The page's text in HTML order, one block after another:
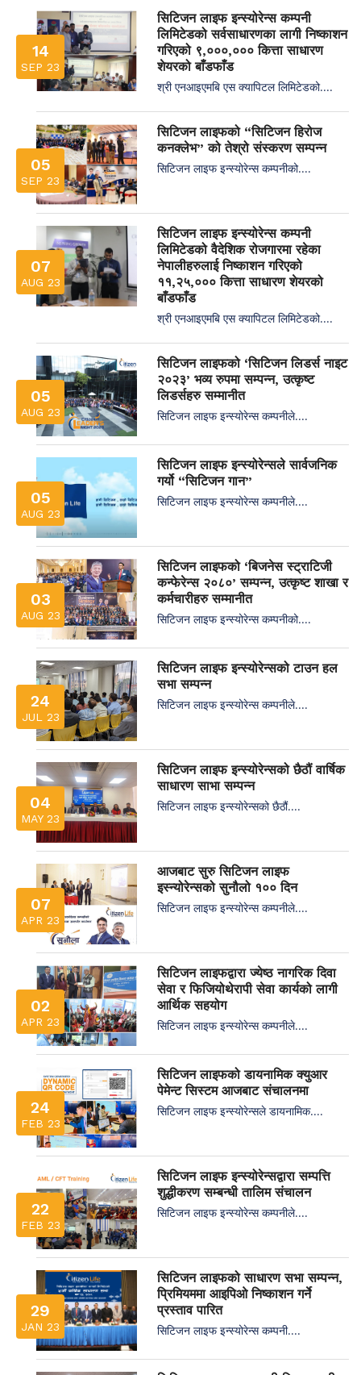
14
SEP 23
सिटिजन लाइफ इन्स्योरेन्स कम्पनी
लिमिटेडको सर्वसाधारणका लागी निष्काशन
गरिएको ९,०००,००० कित्ता साधारण
शेयरको बाँडफाँड
श्री एनआइएमबि एस क्यापिटल लिमिटेडको....
05
SEP 23
सिटिजन लाइफको “सिटिजन हिरोज
कनक्लेभ” को तेश्रो संस्करण सम्पन्न
सिटिजन लाइफ इन्स्योरेन्स कम्पनीको....
07
AUG 23
सिटिजन लाइफ इन्स्योरेन्स कम्पनी
लिमिटेडको वैदेशिक रोजगारमा रहेका
नेपालीहरुलाई निष्काशन गरिएको
११,२५,००० कित्ता साधारण शेयरको
बाँडफाँड
श्री एनआइएमबि एस क्यापिटल लिमिटेडको....
05
AUG 23
सिटिजन लाइफको ‘सिटिजन लिडर्स नाइट
२०२३’ भव्य रुपमा सम्पन्न, उत्कृष्ट
लिडर्सहरु सम्मानीत
सिटिजन लाइफ इन्स्योरेन्स कम्पनीले....
05
AUG 23
सिटिजन लाइफ इन्स्योरेन्सले सार्वजनिक
गर्यो “सिटिजन गान”
सिटिजन लाइफ इन्स्योरेन्स कम्पनीले....
03
AUG 23
सिटिजन लाइफको ‘बिजनेस स्ट्राटिजी
कन्फेरेन्स २०८०’ सम्पन्न, उत्कृष्ट शाखा र
कर्मचारीहरु सम्मानीत
सिटिजन लाइफ इन्स्योरेन्स कम्पनीको....
24
JUL 23
सिटिजन लाइफ इन्स्योरेन्सको टाउन हल
सभा सम्पन्न
सिटिजन लाइफ इन्स्योरेन्स कम्पनीले....
04
MAY 23
सिटिजन लाइफ इन्स्योरेन्सको छैठौं वार्षिक
साधारण साभा सम्पन्न
सिटिजन लाइफ इन्स्योरेन्सको छैठौं....
07
APR 23
आजबाट सुरु सिटिजन लाइफ
इस्न्योरेन्सको सुनौलो १०० दिन
सिटिजन लाइफ इन्स्योरेन्स कम्पनीले....
02
APR 23
सिटिजन लाइफद्वारा ज्येष्ठ नागरिक दिवा
सेवा र फिजियोथेरापी सेवा कार्यको लागी
आर्थिक सहयोग
सिटिजन लाइफ इन्स्योरेन्स कम्पनीले....
24
FEB 23
सिटिजन लाइफको डायनामिक क्युआर
पेमेन्ट सिस्टम आजबाट संचालनमा
सिटिजन लाइफ इन्स्योरेन्सले डायनामिक....
22
FEB 23
सिटिजन लाइफ इन्स्योरेन्सद्वारा सम्पत्ति
शुद्धीकरण सम्बन्धी तालिम संचालन
सिटिजन लाइफ इन्स्योरेन्स कम्पनीले....
29
JAN 23
सिटिजन लाइफको साधारण सभा सम्पन्न,
प्रिमियममा आइपिओ निष्काशन गर्ने
प्रस्ताव पारित
सिटिजन लाइफ इन्स्योरेन्स कम्पनी....